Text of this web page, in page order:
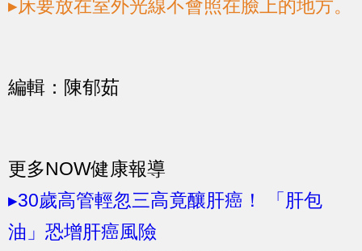
▸床要放在室外光線不會照在臉上的地方。
編輯：陳郁茹
更多NOW健康報導
▸30歲高管輕忽三高竟釀肝癌！ 「肝包
油」恐增肝癌風險